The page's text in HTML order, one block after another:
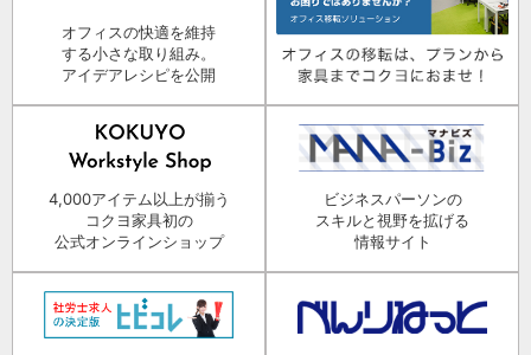
オフィスの快適を維持
する小さな取り組み。
アイデアレシピを公開
4,000アイテム以上が揃う
コクヨ家具初の
公式オンラインショップ
ビジネスパーソンの
スキルと視野を拡げる
情報サイト